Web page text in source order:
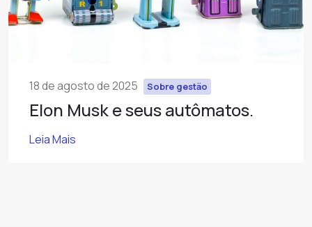
18 de agosto de 2025 Sobre gestão
Elon Musk e seus autômatos.
Leia Mais